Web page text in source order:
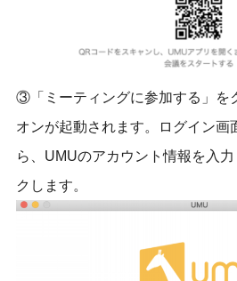
③「ミーティングに参加する」を
オンが起動されます。ログイン画
ら、UMUのアカウント情報を入力
クします。